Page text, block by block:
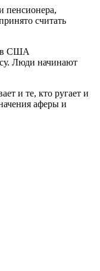
пенсионера,
считать
в США
Люди начинают
и те, кто ругает и
аферы и